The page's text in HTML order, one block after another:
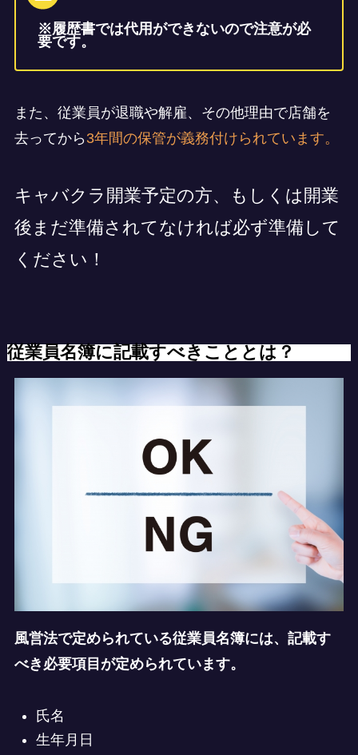
※履歴書では代用ができないので注意が必
要です。
また、従業員が退職や解雇、その他理由で店舗を
去ってから 3年間の保管が義務付けられています。
キャバクラ開業予定の方、もしくは開業
後まだ準備されてなければ必ず準備して
ください！
従業員名簿に記載すべきこととは？
風営法で定められている従業員名簿には、記載す
べき必要項目が定められています。
氏名
生年月日